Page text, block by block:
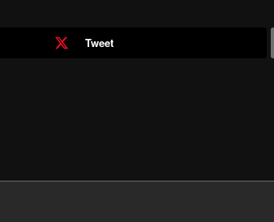
Tweet